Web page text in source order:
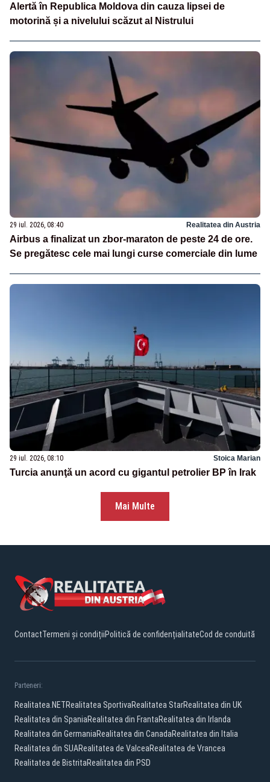
Alertă în Republica Moldova din cauza lipsei de
motorină și a nivelului scăzut al Nistrului
29 iul. 2026, 08:40 Realitatea din Austria
Airbus a finalizat un zbor-maraton de peste 24 de ore.
Se pregătesc cele mai lungi curse comerciale din lume
29 iul. 2026, 08:10 Stoica Marian
Turcia anunţă un acord cu gigantul petrolier BP în Irak
Mai Multe
ContactTermeni și condițiiPolitică de confidențialitateCod de conduită
Parteneri:
Realitatea.NETRealitatea SportivaRealitatea StarRealitatea din UK
Realitatea din SpaniaRealitatea din FrantaRealitatea din Irlanda
Realitatea din GermaniaRealitatea din CanadaRealitatea din Italia
Realitatea din SUARealitatea de ValceaRealitatea de Vrancea
Realitatea de BistritaRealitatea din PSD